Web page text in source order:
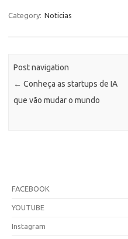
Category: Noticias
Post navigation
← Conheça as startups de IA
que vão mudar o mundo
FACEBOOK
YOUTUBE
Instagram